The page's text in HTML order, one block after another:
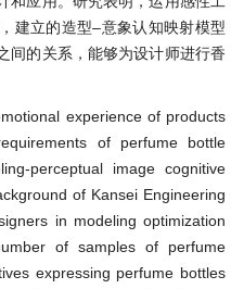
建立的造型–意象认知映射模型
间的关系，能够为设计师进行香
experience of products
of perfume bottle
perceptual image cognitive
of Kansei Engineering
in modeling optimization
of samples of perfume
expressing perfume bottles